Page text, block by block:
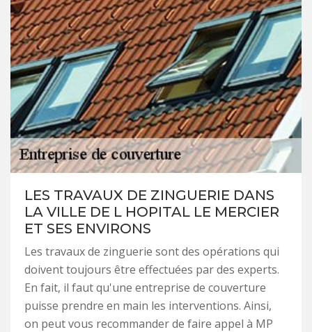
LES TRAVAUX DE ZINGUERIE DANS
LA VILLE DE L HOPITAL LE MERCIER
ET SES ENVIRONS
Les travaux de zinguerie sont des opérations qui
doivent toujours être effectuées par des experts.
En fait, il faut qu'une entreprise de couverture
puisse prendre en main les interventions. Ainsi,
on peut vous recommander de faire appel à MP